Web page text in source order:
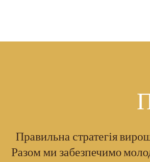
Правильна стратегія
Разом ми забезпечимо